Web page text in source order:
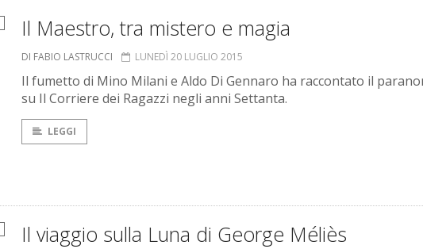
Il Maestro, tra mistero e magia
DI FABIO LASTRUCCI LUNEDÌ 20 LUGLIO 2015
Il fumetto di Mino Milani e Aldo Di Gennaro ha raccontato il
su Il Corriere dei Ragazzi negli anni Settanta.
LEGGI
Il viaggio sulla Luna di George Méliès